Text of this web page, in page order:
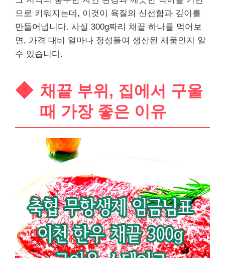
으로 키워지는데, 이것이 육질의 신선함과 깊이를
만들어냅니다. 사실 300g짜리 채끝 하나를 먹어보
면, 가격 대비 얼마나 정성들여 생산된 제품인지 알
수 있습니다.
채끝 부위, 집에서 구울
때 가장 좋은 이유